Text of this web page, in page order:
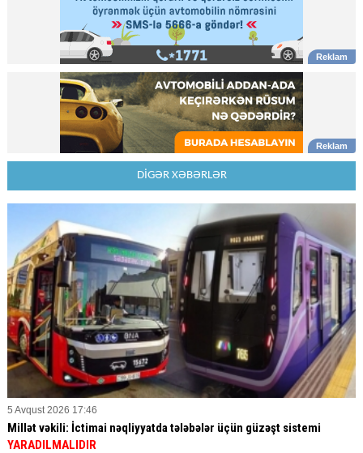
DİGƏR XƏBƏRLƏR
5 Avqust 2026 17:46
Millət vəkili: İctimai nəqliyyatda tələbələr üçün güzəşt sistemi
YARADILMALIDIR